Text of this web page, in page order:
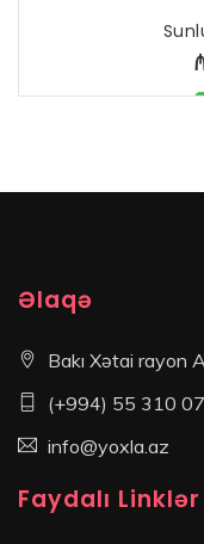
Əlaqə
Bakı Xətai rayon
(+994) 55 310
info@yoxla.az
Faydalı Linklər